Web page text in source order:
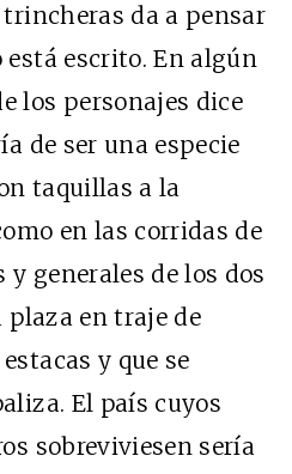
da a pensar
está escrito. En algún
los personajes dice
de ser una especie
taquillas a la
en las corridas de
generales de los dos
plaza en traje de
y que se
El país cuyos
sobreviviesen sería